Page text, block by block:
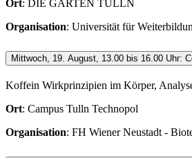
Ort: DIE GARTEN TULLN
Organisation: Universität für
Mittwoch, 19. August, 13.00 bis 16.00 Uhr:
Koffein Wirkprinzipien im Körper,
Ort: Campus Tulln Technopol
Organisation: FH Wiener Neustadt -